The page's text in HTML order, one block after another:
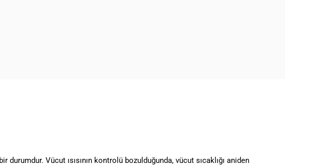
durumdur. Vücut ısısının kontrolü bozulduğunda, vücut sıcaklığı aniden